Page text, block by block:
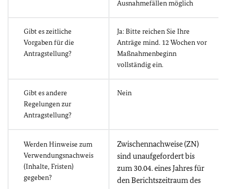
Ausnahmefällen möglich
Gibt es zeitliche
Vorgaben für die
Antragstellung?
Ja: Bitte reichen Sie Ihre
Anträge mind. 12 Wochen vor
Maßnahmenbeginn
vollständig ein.
Gibt es andere
Regelungen zur
Antragstellung?
Nein
Werden Hinweise zum
Verwendungsnachweis
(Inhalte, Fristen)
gegeben?
Zwischennachweise (ZN)
sind unaufgefordert bis
zum 30.04. eines Jahres für
den Berichtszeitraum des